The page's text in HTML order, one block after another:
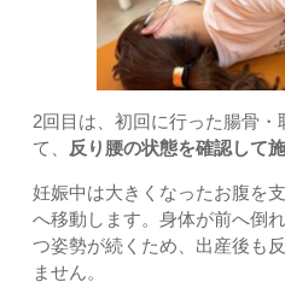
2回目は、初回に行った腸骨・
て、
反り腰の状態を確認して施
妊娠中は大きくなったお腹を
へ移動します。身体が前へ倒
つ姿勢が続くため、出産後も
ません。